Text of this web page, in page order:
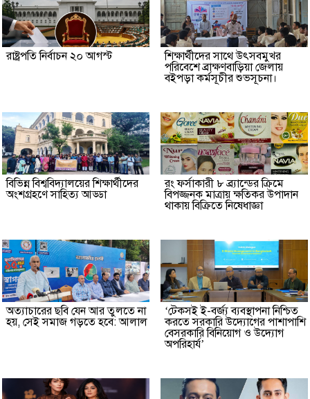
রাষ্ট্রপতি নির্বাচন ২০ আগস্ট
শিক্ষার্থীদের সাথে উৎসবমুখর
পরিবেশে ব্রাক্ষণবাড়িয়া জেলায়
বইপড়া কর্মসূচীর শুভসূচনা।
বিভিন্ন বিশ্ববিদ্যালয়ের শিক্ষার্থীদের
অংশগ্রহণে সাহিত্য আড্ডা
রং ফর্সাকারী ৮ ব্র্যান্ডের ক্রিমে
বিপজ্জনক মাত্রায় ক্ষতিকর উপাদান
থাকায় বিক্রিতে নিষেধাজ্ঞা
অত্যাচারের ছবি যেন আর তুলতে না
হয়, সেই সমাজ গড়তে হবে: আলাল
‘টেকসই ই-বর্জ্য ব্যবস্থাপনা নিশ্চিত
করতে সরকারি উদ্যোগের পাশাপাশি
বেসরকারি বিনিয়োগ ও উদ্যোগ
অপরিহার্য’